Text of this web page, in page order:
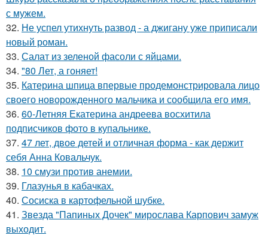
с мужем.
32. Не успел утихнуть развод - а джигану уже приписали
новый роман.
33. Салат из зеленой фасоли с яйцами.
34. "80 Лет, а гоняет!
35. Катерина шпица впервые продемонстрировала лицо
своего новорожденного мальчика и сообщила его имя.
36. 60-Летняя Екатерина андреева восхитила
подписчиков фото в купальнике.
37. 47 лет, двое детей и отличная форма - как держит
себя Анна Ковальчук.
38. 10 смузи против анемии.
39. Глазунья в кабачках.
40. Сосиска в картофельной шубке.
41. Звезда "Папиных Дочек" мирослава Карпович замуж
выходит.